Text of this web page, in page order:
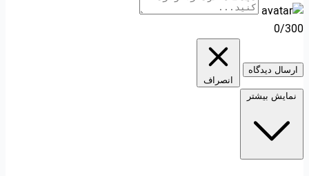
0/300
ارسال دیدگاه
انصراف
نمایش بیشتر